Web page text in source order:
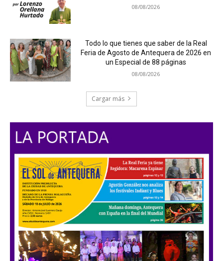
08/08/2026
Todo lo que tienes que saber de la Real
Feria de Agosto de Antequera de 2026 en
un Especial de 88 páginas
08/08/2026
Cargar más